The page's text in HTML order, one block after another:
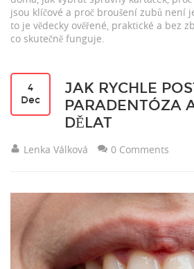
jsou klíčové a proč broušení zubů není
to je vědecky ověřené, praktické a bez
co skutečně funguje.
4
Dec
JAK RYCHLE
PARADENTÓZA
DĚLAT
Lenka Válková 0 Comments